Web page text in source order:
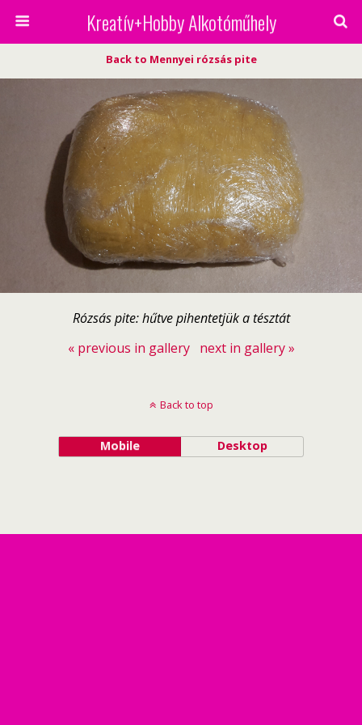
Kreatív+Hobby Alkotóműhely
Back to Mennyei rózsás pite
Rózsás pite: hűtve pihentetjük a tésztát
« previous in gallery
next in gallery »
Back to top
Mobile Desktop